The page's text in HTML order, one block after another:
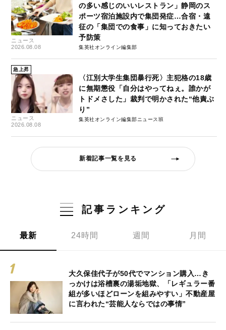
ニュース
2026.08.08
の多い感じのいいレストラン」静岡のス
ポーツ宿泊施設内で集団発症…合宿・遠
征の「集団での食事」に知っておきたい
予防策
集英社オンライン編集部
急上昇
ニュース
2026.08.08
〈江別大学生集団暴行死〉主犯格の18歳
に無期懲役「自分はやってねぇ。誰かが
トドメさした」裁判で明かされた“他責ぶ
り”
集英社オンライン編集部ニュース班
新着記事一覧を見る
記事ランキング
最新 24時間 週間 月間
大久保佳代子が50代でマンション購入…き
っかけは浴槽裏の湯垢地獄、「レギュラー番
組が多いほどローンを組みやすい」不動産屋
に言われた“芸能人ならではの事情”